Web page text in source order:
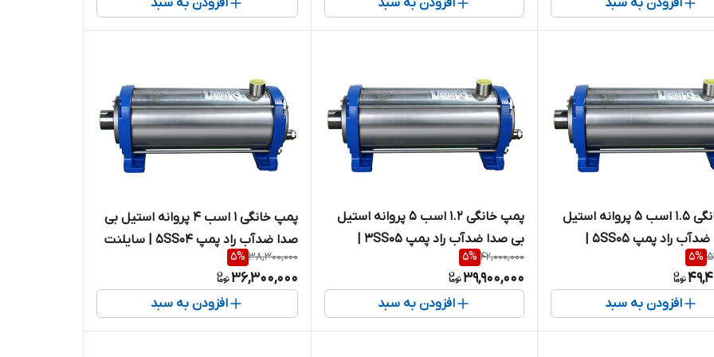
افزودن به سبد افزودن به سبد افزودن به سبد
پمپ خانگی ۱.۵ اسب ۵ پروانه استیل
سایلنت ( با ورودی و خروجی تقویت
5%
افزودن به سبد
پمپ خانگی ۱.۲ اسب ۵ پروانه استیل
سایلنت ( با ورودی و خروجی تقویت
شده )
42,000,000
5%
39,900,000
افزودن به سبد
پمپ خانگی ۱ اسب ۴ پروانه استیل بی
صدا ضدآب راد پمپ 5SS04 | سایلنت
( با ورودی و خروجی تقویت شده )
38,300,000
5%
36,300,000
افزودن به سبد